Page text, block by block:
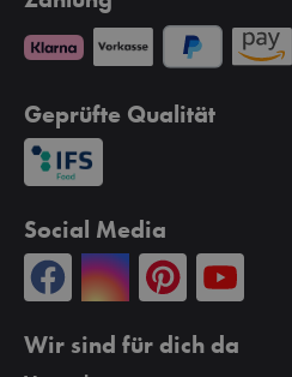
Geprüfte Qualität
Social Media
Wir sind für dich da